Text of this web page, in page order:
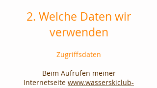
2. Welche Daten wir
verwenden
Zugriffsdaten
Beim Aufrufen meiner
Internetseite www.wasserskiclub-